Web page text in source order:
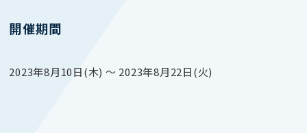
開催期間
2023年8月10日(木) 〜 2023年8月22日(火)